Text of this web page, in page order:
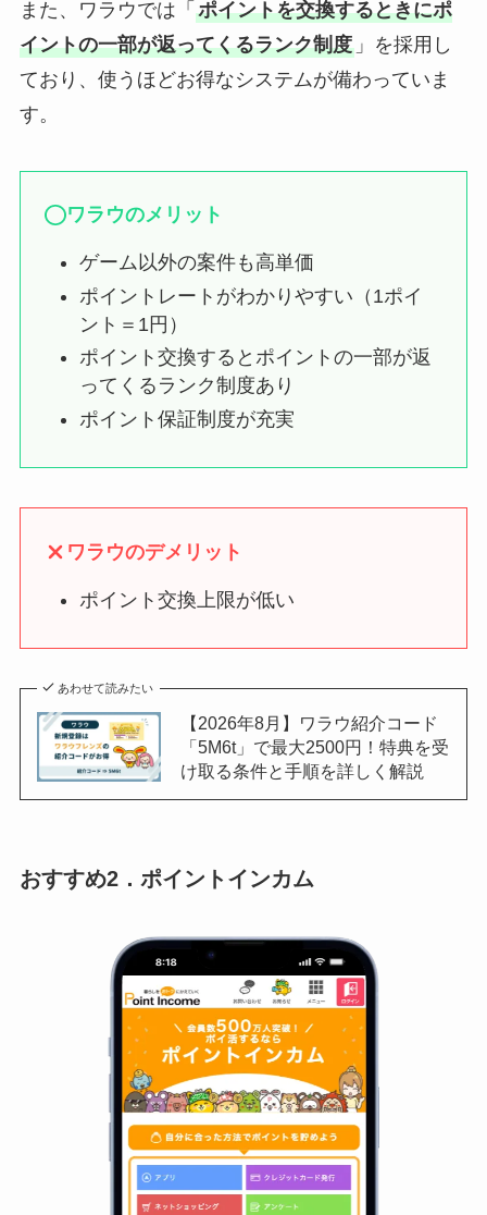
また、ワラウでは「 ポイントを交換するときにポ
イントの一部が返ってくるランク制度」を採用し
ており、使うほどお得なシステムが備わっていま
す。
ワラウのメリット
ゲーム以外の案件も高単価
ポイントレートがわかりやすい（1ポイ
ント＝1円）
ポイント交換するとポイントの一部が返
ってくるランク制度あり
ポイント保証制度が充実
ワラウのデメリット
ポイント交換上限が低い
あわせて読みたい
【2026年8月】ワラウ紹介コード
「5M6t」で最大2500円！特典を受
け取る条件と手順を詳しく解説
おすすめ2．ポイントインカム